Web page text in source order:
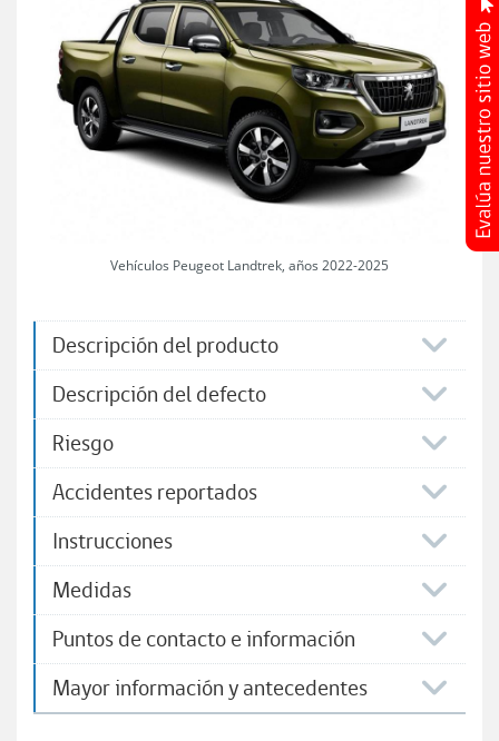
Vehículos Peugeot Landtrek, años 2022-2025
Descripción del producto
Descripción del defecto
Riesgo
Accidentes reportados
Instrucciones
Medidas
Puntos de contacto e información
Mayor información y antecedentes